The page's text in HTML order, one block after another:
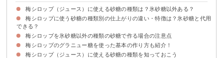
梅シロップ（ジュース）に使える砂糖の種類は？氷砂糖以外ある？
梅シロップに氷砂糖を使うメリット
梅シロップに使う砂糖の種類別の仕上がりの違い・特徴は？氷砂糖と代用
できる？
①上白糖
②きび砂糖
③グラニュー糖
④てんさい糖
⑤黒糖
⑥三温糖
⑦はちみつ・メープルシロップ
梅シロップを氷砂糖以外の種類の砂糖で作る場合の注意点
①砂糖をしっかり溶かす
②梅を冷凍しておきエキスが出やすくする
梅シロップのグラニュー糖を使った基本の作り方も紹介！
材料
作り方・手順
梅シロップ（ジュース）に使える砂糖の種類を知っておこう